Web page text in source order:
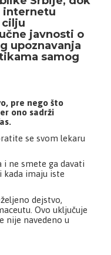
internetu
cilju
javnosti o
upoznavanja
samog
pre nego što
ono sadrži
se svom lekaru
i ne smete ga davati
kada imaju iste
dejstvo,
Ovo uključuje
nije navedeno u